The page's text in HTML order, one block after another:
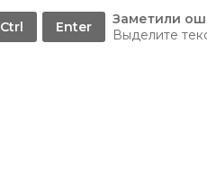
Ctrl Enter Заметили ош
Выделите